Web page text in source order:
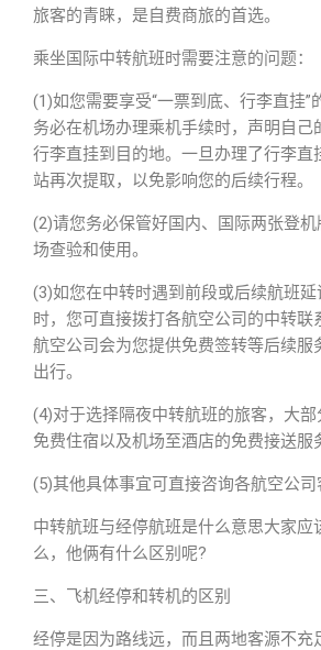
旅客的青睐，是自费商旅的首选。
乘坐国际中转航班时需要注意的问题：
(1)如您需要享受“一票到底、行李直挂”
务必在机场办理乘机手续时，声明自己
行李直挂到目的地。一旦办理了行李直
站再次提取，以免影响您的后续行程。
(2)请您务必保管好国内、国际两张登
场查验和使用。
(3)如您在中转时遇到前段或后续航班
时，您可直接拨打各航空公司的中转联
航空公司会为您提供免费签转等后续服
出行。
(4)对于选择隔夜中转航班的旅客，大
免费住宿以及机场至酒店的免费接送服
(5)其他具体事宜可直接咨询各航空公司
中转航班与经停航班是什么意思大家应
么，他俩有什么区别呢?
三、飞机经停和转机的区别
经停是因为路线远，而且两地客源不充